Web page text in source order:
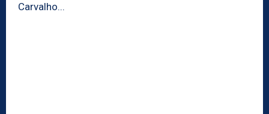
Carvalho...